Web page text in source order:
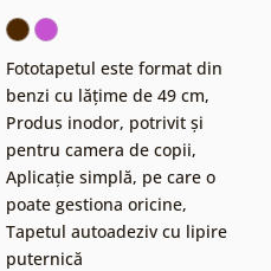
Fototapetul este format din
benzi cu lățime de 49 cm,
Produs inodor, potrivit și
pentru camera de copii,
Aplicație simplă, pe care o
poate gestiona oricine,
Tapetul autoadeziv cu lipire
puternică